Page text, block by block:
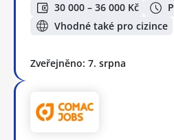
30 000 – 36 000 Kč
Vhodné také pro cizince
Zveřejněno: 7. srpna